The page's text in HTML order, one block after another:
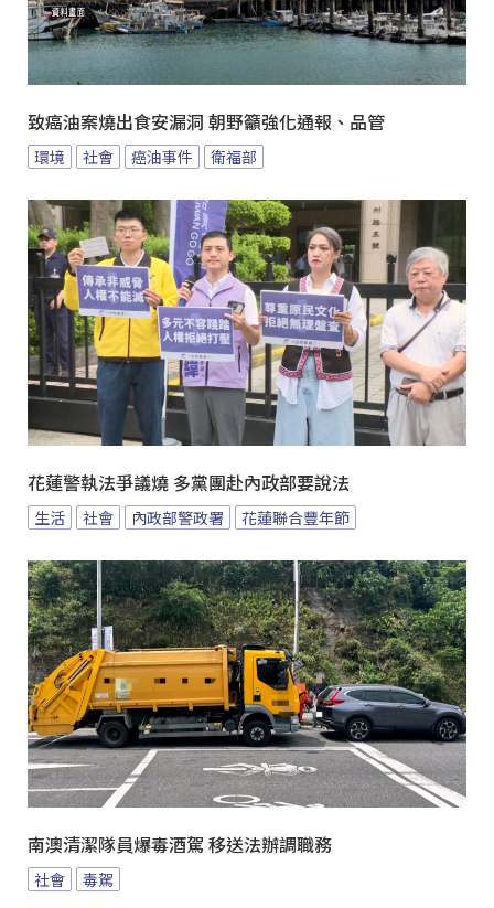
致癌油案燒出食安漏洞 朝野籲強化通報、品管
環境 社會 癌油事件 衛福部
花蓮警執法爭議燒 多黨團赴內政部要說法
生活 社會 內政部警政署 花蓮聯合豐年節
南澳清潔隊員爆毒酒駕 移送法辦調職務
社會 毒駕